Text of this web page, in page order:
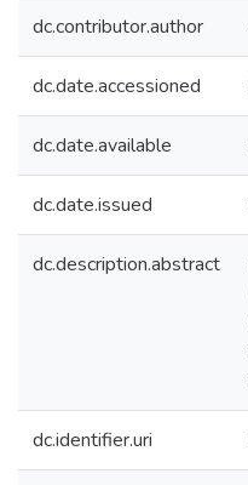
dc.contributor.author
dc.date.accessioned
dc.date.available
dc.date.issued
dc.description.abstract
dc.identifier.uri